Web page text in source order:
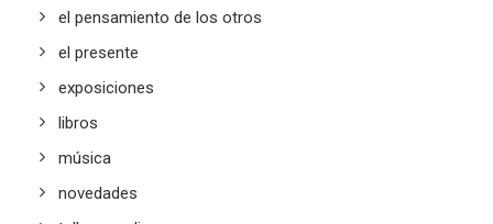
el pensamiento de los otros
el presente
exposiciones
libros
música
novedades